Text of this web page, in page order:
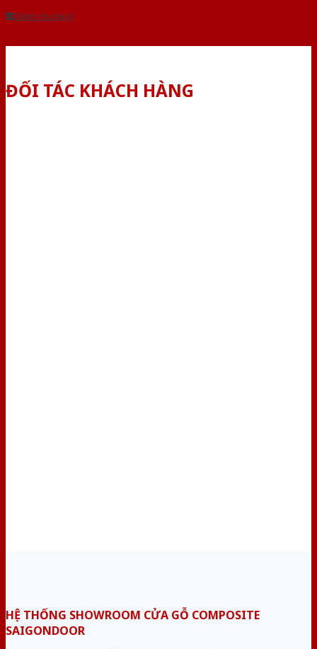
Dành cho đại lý
ĐỐI TÁC KHÁCH HÀNG
HỆ THỐNG SHOWROOM CỬA GỖ COMPOSITE
SAIGONDOOR